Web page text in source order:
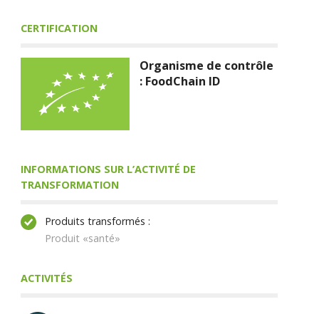
CERTIFICATION
Organisme de contrôle
: FoodChain ID
INFORMATIONS SUR L’ACTIVITÉ DE
TRANSFORMATION
Produits transformés :
Produit «santé»
ACTIVITÉS